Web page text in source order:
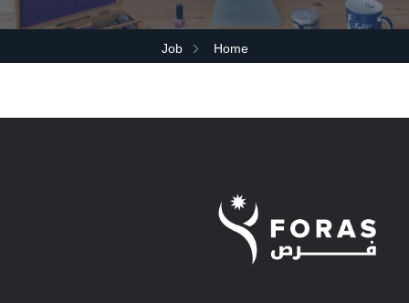
Home
Job